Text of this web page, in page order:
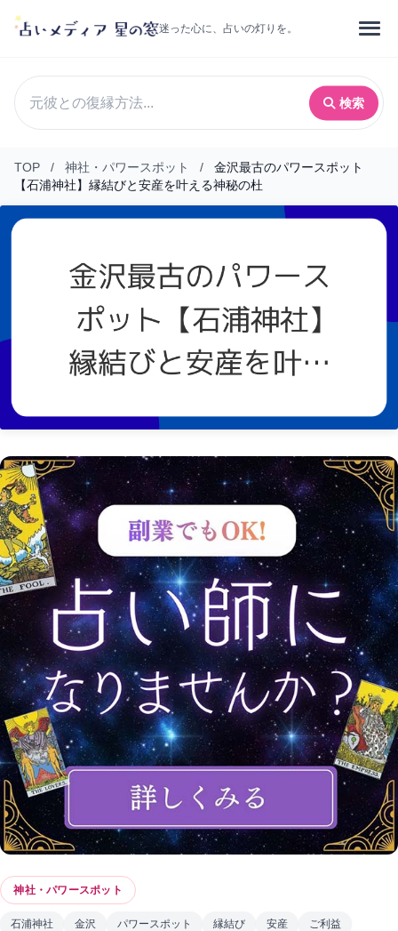
迷った心に、占いの灯りを。
検索
TOP / 神社・パワースポット /
金沢最古のパワースポット
【石浦神社】縁結びと安産を叶える神秘の杜
神社・パワースポット
石浦神社 金沢 パワースポット 縁結び 安産
ご利益